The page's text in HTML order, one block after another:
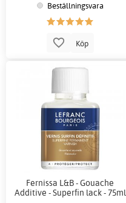
Beställningsvara
Köp
Fernissa L&B - Gouache
Additive - Superfin lack - 75ml